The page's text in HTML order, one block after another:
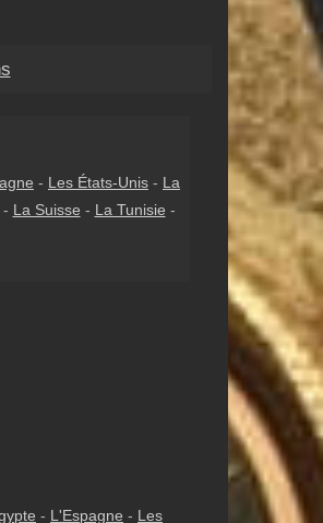
- Les États-Unis - La
- La Suisse - La Tunisie -
- L'Espagne - Les